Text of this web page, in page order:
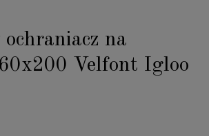
ochraniacz na
Velfont Igloo